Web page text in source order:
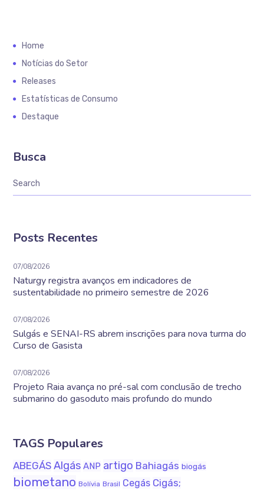
Home
Notícias do Setor
Releases
Estatísticas de Consumo
Destaque
Busca
Posts Recentes
07/08/2026
Naturgy registra avanços em indicadores de
sustentabilidade no primeiro semestre de 2026
07/08/2026
Sulgás e SENAI-RS abrem inscrições para nova turma do
Curso de Gasista
07/08/2026
Projeto Raia avança no pré-sal com conclusão de trecho
submarino do gasoduto mais profundo do mundo
TAGS Populares
ABEGÁS Algás ANP artigo Bahiagás biogás
biometano Bolívia Brasil Cegás Cigás;